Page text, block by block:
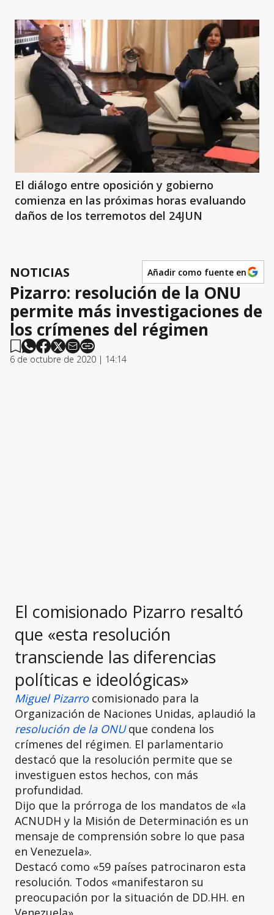
El diálogo entre oposición y gobierno
comienza en las próximas horas evaluando
daños de los terremotos del 24JUN
NOTICIAS Añadir como fuente en
Pizarro: resolución de la ONU
permite más investigaciones de
los crímenes del régimen
6 de octubre de 2020 | 14:14
El comisionado Pizarro resaltó
que «esta resolución
transciende las diferencias
políticas e ideológicas»
Miguel Pizarrocomisionado para la
Organización de Naciones Unidas, aplaudió la
resolución de la ONUque condena los
crímenes del régimen. El parlamentario
destacó que la resolución permite que se
investiguen estos hechos, con más
profundidad.
Dijo que la prórroga de los mandatos de «la
ACNUDH y la Misión de Determinación es un
mensaje de comprensión sobre lo que pasa
en Venezuela».
Destacó como «59 países patrocinaron esta
resolución. Todos «manifestaron su
preocupación por la situación de DD.HH. en